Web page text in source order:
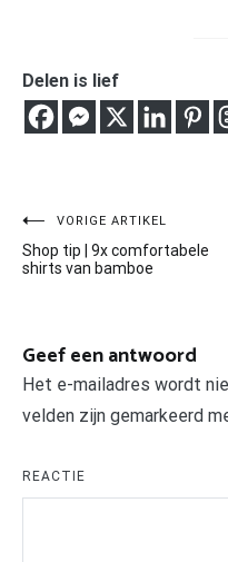
Delen is lief
Bericht
navigatie
VORIGE ARTIKEL
Shop tip | 9x comfortabele
shirts van bamboe
Geef een antwoord
Het e-mailadres wordt
velden zijn gemarkeerd
REACTIE